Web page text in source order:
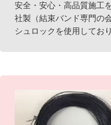
安全・安心・高品質施工
社製（結束バンド専門の
シュロックを使用してお